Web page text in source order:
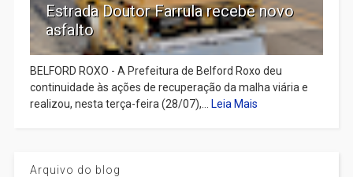
Estrada Doutor Farrula recebe novo
asfalto
BELFORD ROXO - A Prefeitura de Belford Roxo deu
continuidade às ações de recuperação da malha viária e
realizou, nesta terça-feira (28/07),...
Leia Mais
Arquivo do blog